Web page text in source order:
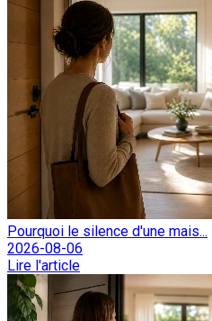
Pourquoi le silence d'une mais...
2026-08-06
Lire l'article